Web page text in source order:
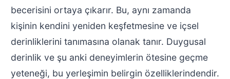
becerisini ortaya çıkarır. Bu, aynı zamanda
kişinin kendini yeniden keşfetmesine ve içsel
derinliklerini tanımasına olanak tanır. Duygusal
derinlik ve şu anki deneyimlerin ötesine geçme
yeteneği, bu yerleşimin belirgin özelliklerindendir.